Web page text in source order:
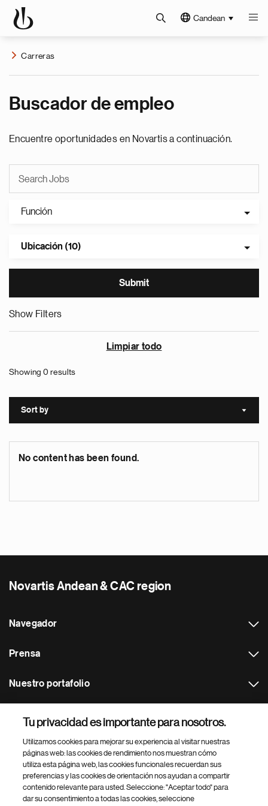
Candean
Carreras
Buscador de empleo
Encuentre oportunidades en Novartis a continuación.
Función
Ubicación (10)
Show Filters
Limpiar todo
Showing 0 results
Sort by Sort
No content has been found.
Novartis Andean & CAC region
Navegador
Prensa
Nuestro portafolio
Footer Site Search
Tu privacidad es importante para nosotros.
Utilizamos cookies para mejorar su experiencia al visitar nuestras
páginas web: las cookies de rendimiento nos muestran cómo
utiliza esta página web, las cookies funcionales recuerdan sus
preferencias y las cookies de orientación nos ayudan a compartir
contenido relevante para usted. Seleccione: "Aceptar todo" para
dar su consentimiento a todas las cookies, seleccione